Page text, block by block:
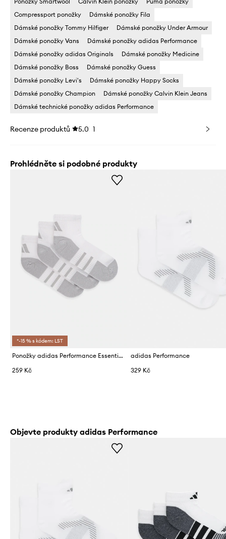
Compressport ponožky
Dámské ponožky Fila
Dámské ponožky Tommy Hilfiger
Dámské ponožky Under Armour
Dámské ponožky Vans
Dámské ponožky adidas Performance
Dámské ponožky adidas Originals
Dámské ponožky Medicine
Dámské ponožky Boss
Dámské ponožky Guess
Dámské ponožky Levi's
Dámské ponožky Happy Socks
Dámské ponožky Champion
Dámské ponožky Calvin Klein Jeans
Dámské technické ponožky adidas Performance
Recenze produktů 5.0 1
Prohlédněte si podobné produkty
*-15 % s kódem: LST
Ponožky adidas Performance Essential 3-pack
259 Kč
adidas Performance
329 Kč
Objevte produkty adidas Performance